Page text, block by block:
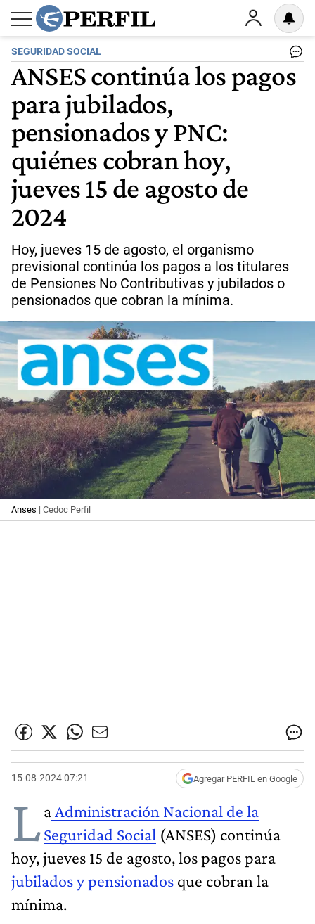
SEGURIDAD SOCIAL
ANSES continúa los pagos
para jubilados,
pensionados y PNC:
quiénes cobran hoy,
jueves 15 de agosto de
2024
Hoy, jueves 15 de agosto, el organismo
previsional continúa los pagos a los titulares
de Pensiones No Contributivas y jubilados o
pensionados que cobran la mínima.
Anses | Cedoc Perfil
15-08-2024 07:21 Agregar PERFIL en Google
La Administración Nacional de la
Seguridad Social (ANSES) continúa
hoy, jueves 15 de agosto, los pagospara
jubilados y pensionados que cobran la
mínima.